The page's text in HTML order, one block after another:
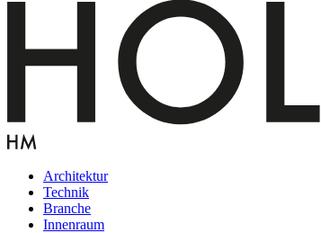
Architektur
Technik
Branche
Innenraum